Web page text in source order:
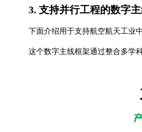
3. 支持并行工程的数字
下面介绍用于支持航空航天工业
这个数字主线框架通过整合多学